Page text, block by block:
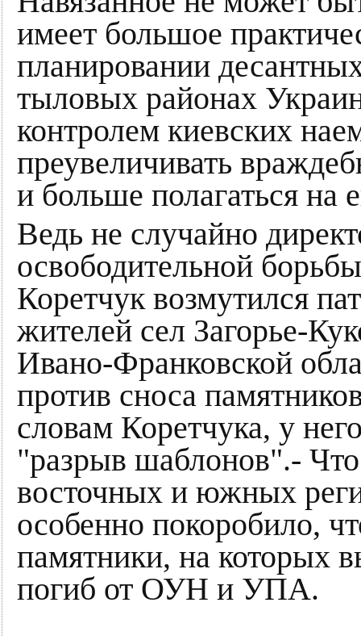
имеет большое
планировании
тыловых районах
контролем киевских
преувеличивать
и больше полагаться на
Ведь не случайно
освободительной
Коретчук возмутился
жителей сел Загорье-
Ивано-Франковской
против сноса
словам Коретчука, у
"разрыв шаблонов".-
восточных и южных
особенно покоробило,
памятники, на которых
погиб от ОУН и УПА.